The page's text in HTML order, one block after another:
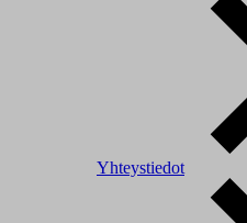
Yhteystiedot